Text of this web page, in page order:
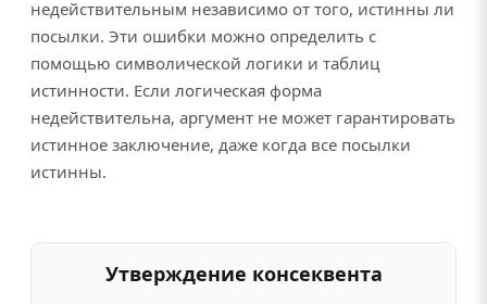
недействительным независимо от того, истинны ли
посылки. Эти ошибки можно определить с
помощью символической логики и таблиц
истинности. Если логическая форма
недействительна, аргумент не может гарантировать
истинное заключение, даже когда все посылки
истинны.
Утверждение консеквента